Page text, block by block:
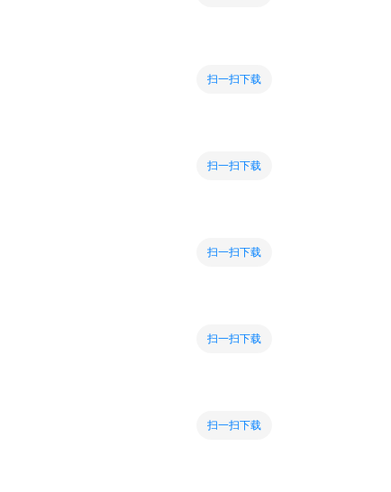
扫一扫下载
扫一扫下载
扫一扫下载
扫一扫下载
扫一扫下载